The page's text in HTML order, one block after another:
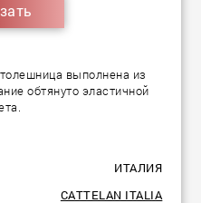
выполнена из
обтянуто эластичной
ИТАЛИЯ
CATTELAN ITALIA